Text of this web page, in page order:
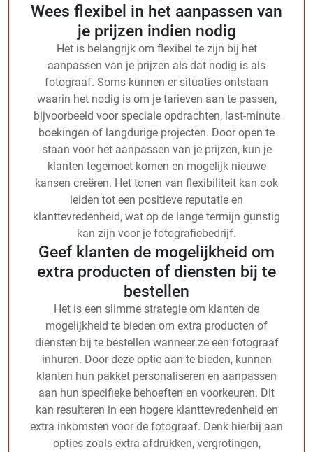
Wees flexibel in het aanpassen van
je prijzen indien nodig
Het is belangrijk om flexibel te zijn bij het
aanpassen van je prijzen als dat nodig is als
fotograaf. Soms kunnen er situaties ontstaan
waarin het nodig is om je tarieven aan te passen,
bijvoorbeeld voor speciale opdrachten, last-minute
boekingen of langdurige projecten. Door open te
staan voor het aanpassen van je prijzen, kun je
klanten tegemoet komen en mogelijk nieuwe
kansen creëren. Het tonen van flexibiliteit kan ook
leiden tot een positieve reputatie en
klanttevredenheid, wat op de lange termijn gunstig
kan zijn voor je fotografiebedrijf.
Geef klanten de mogelijkheid om
extra producten of diensten bij te
bestellen
Het is een slimme strategie om klanten de
mogelijkheid te bieden om extra producten of
diensten bij te bestellen wanneer ze een fotograaf
inhuren. Door deze optie aan te bieden, kunnen
klanten hun pakket personaliseren en aanpassen
aan hun specifieke behoeften en voorkeuren. Dit
kan resulteren in een hogere klanttevredenheid en
extra inkomsten voor de fotograaf. Denk hierbij aan
opties zoals extra afdrukken, vergrotingen,